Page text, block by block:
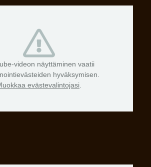
videon näyttäminen vaatii
hyväksymisen.
evästevalintojasi